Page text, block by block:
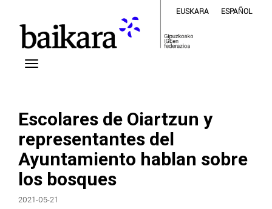
EUSKARA ESPAÑOL
Escolares de Oiartzun y
representantes del
Ayuntamiento hablan sobre
los bosques
2021-05-21